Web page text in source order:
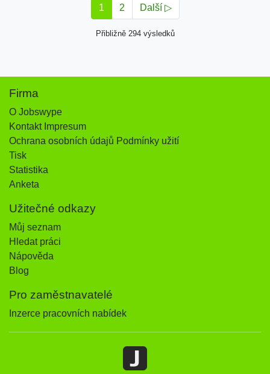
1 2 Další ▷
Přibližně 294 výsledků
Firma
O Jobswype
Kontakt Impresum
Ochrana osobních údajů Podmínky užití
Tisk
Statistika
Anketa
Užitečné odkazy
Můj seznam
Hledat práci
Nápověda
Blog
Pro zaměstnavatelé
Inzerce pracovních nabídek